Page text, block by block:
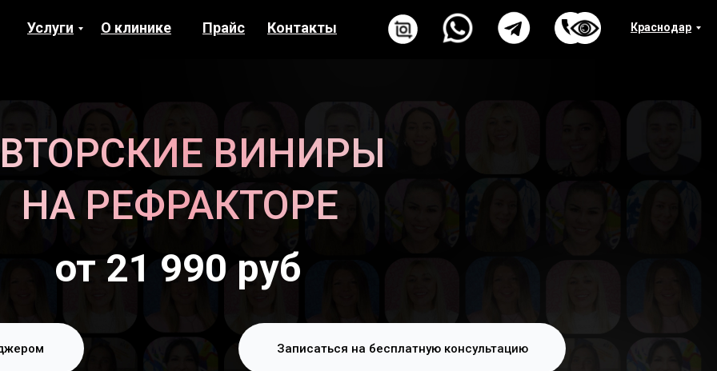
Услуги О клинике Краснодар
Прайс Контакты
Записаться на бесплатную консультацию
от 21 990 руб
ВИНИРЫ
НА РЕФРАКТОРЕ